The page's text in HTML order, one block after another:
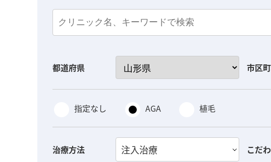
都道府県 市区
指定なし AGA 植毛
治療方法 注入治療 こだ